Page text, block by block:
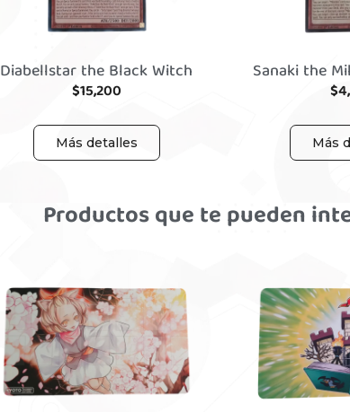
Diabellstar the Black Witch
$15,200
Más detalles
Sanaki the
$
Más
Productos que te pueden